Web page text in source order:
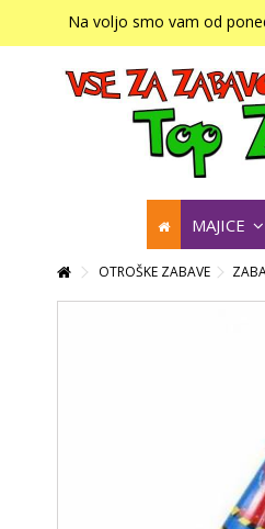
Na voljo smo vam od
MAJICE
OTROŠKE ZABAVE